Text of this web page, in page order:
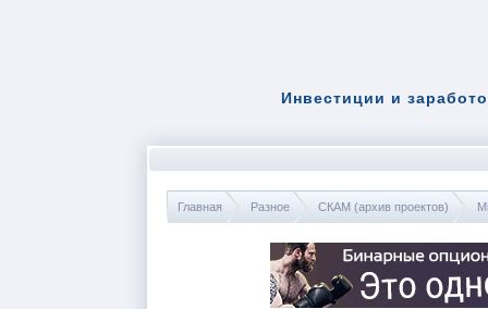
Инвестиции и
Главная Разное СКАМ (архив проектов)